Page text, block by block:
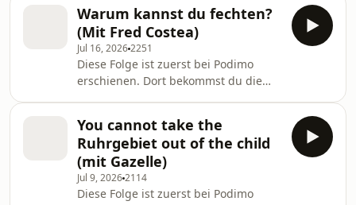
Entschuldigung inklusive) reserviert.
Dann übernimmt Gästin Ma
Podimo-App downloaden & testen:
https://podimo.de/halbsowild _ Linella
startet mit einem emotionalen
Nachtrag zur letzten Folge: Es ist
nicht zu spät den eigenen Geburtstag
toll zu finden. Und ja, ihr dürft ihn
feiern, gerade weil wir nichts dafür
getan haben! Da
Warum kannst du fechten?
(Mit Fred Costea)
Jul 16, 20262251
Diese Folge ist zuerst bei Podimo
erschienen. Dort bekommst du die
Podimo-App downloaden & testen:
https://podimo.de/halbsowild _ Linella
findet: Der Sommer sollte ab sofort
vorbei sein. Nur an ihrem Geburtstag
darf es noch einmal warm werden.
You cannot take the
Ruhrgebiet out of the child
(mit Gazelle)
Jul 9, 20262114
Diese Folge ist zuerst bei Podimo